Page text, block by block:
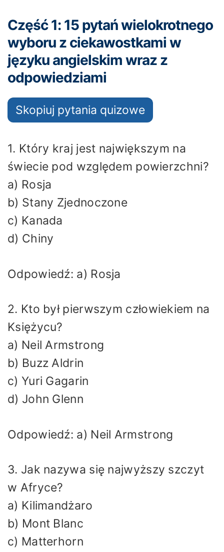
Część 1: 15 pytań wielokrotnego
wyboru z ciekawostkami w
języku angielskim wraz z
odpowiedziami
Skopiuj pytania quizowe
1. Który kraj jest największym na
świecie pod względem powierzchni?
a) Rosja
b) Stany Zjednoczone
c) Kanada
d) Chiny
Odpowiedź: a) Rosja
2. Kto był pierwszym człowiekiem na
Księżycu?
a) Neil Armstrong
b) Buzz Aldrin
c) Yuri Gagarin
d) John Glenn
Odpowiedź: a) Neil Armstrong
3. Jak nazywa się najwyższy szczyt
w Afryce?
a) Kilimandżaro
b) Mont Blanc
c) Matterhorn